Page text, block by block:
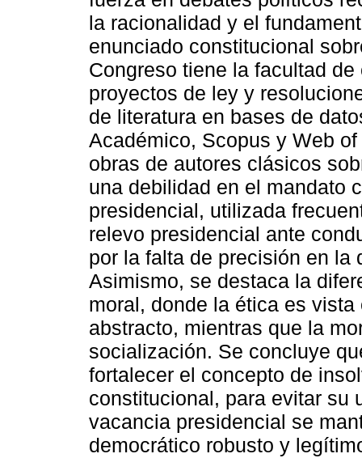
la racionalidad y el
enunciado constitucional
Congreso tiene la facultad
proyectos de ley y
de literatura en bases de
Académico, Scopus y Web
obras de autores clásicos
una debilidad en el mandato
presidencial, utilizada
relevo presidencial ante
por la falta de precisión en la
Asimismo, se destaca la
moral, donde la ética es
abstracto, mientras que la
socialización. Se concluye
fortalecer el concepto de
constitucional, para evitar su
vacancia presidencial se
democrático robusto y